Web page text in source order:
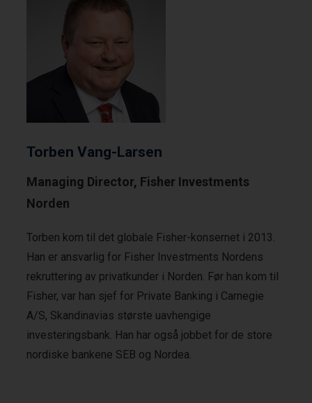
Torben Vang-Larsen
Managing Director, Fisher Investments
Norden
Torben kom til det globale Fisher-konsernet i 2013.
Han er ansvarlig for Fisher Investments Nordens
rekruttering av privatkunder i Norden. Før han kom til
Fisher, var han sjef for Private Banking i Carnegie
A/S, Skandinavias største uavhengige
investeringsbank. Han har også jobbet for de store
nordiske bankene SEB og Nordea.